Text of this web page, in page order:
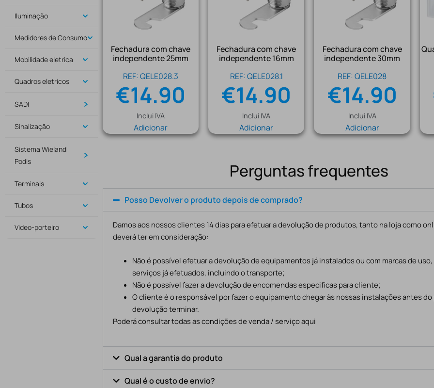
Iluminação
Medidores de Consumo
Mobilidade eletrica
Quadros eletricos
SADI
Sinalização
Sistema Wieland
Podis
Terminais
Tubos
Video-porteiro
Fechadura com chave
independente 25mm
REF: QELE028.3
€14.90
Inclui IVA
Adicionar
Fechadura com chave
independente 16mm
REF: QELE028.1
€14.90
Inclui IVA
Adicionar
Fechadura com chave
independente 30mm
REF: QELE028
€14.90
Inclui IVA
Adicionar
Perguntas frequentes
Posso Devolver o produto depois de comprado?
Damos aos nossos clientes 14 dias para efetuar a devolução de produtos, tanto na loja como
deverá ter em consideração:
Não é possível efetuar a devolução de equipamentos já instalados ou com marcas de
serviços já efetuados, incluindo o transporte;
Não é possível fazer a devolução de encomendas especificas para cliente;
O cliente é o responsável por fazer o equipamento chegar às nossas instalações antes
devolução terminar.
Poderá consultar todas as condições de venda / serviço aqui
Qual a garantia do produto
Qual é o custo de envio?